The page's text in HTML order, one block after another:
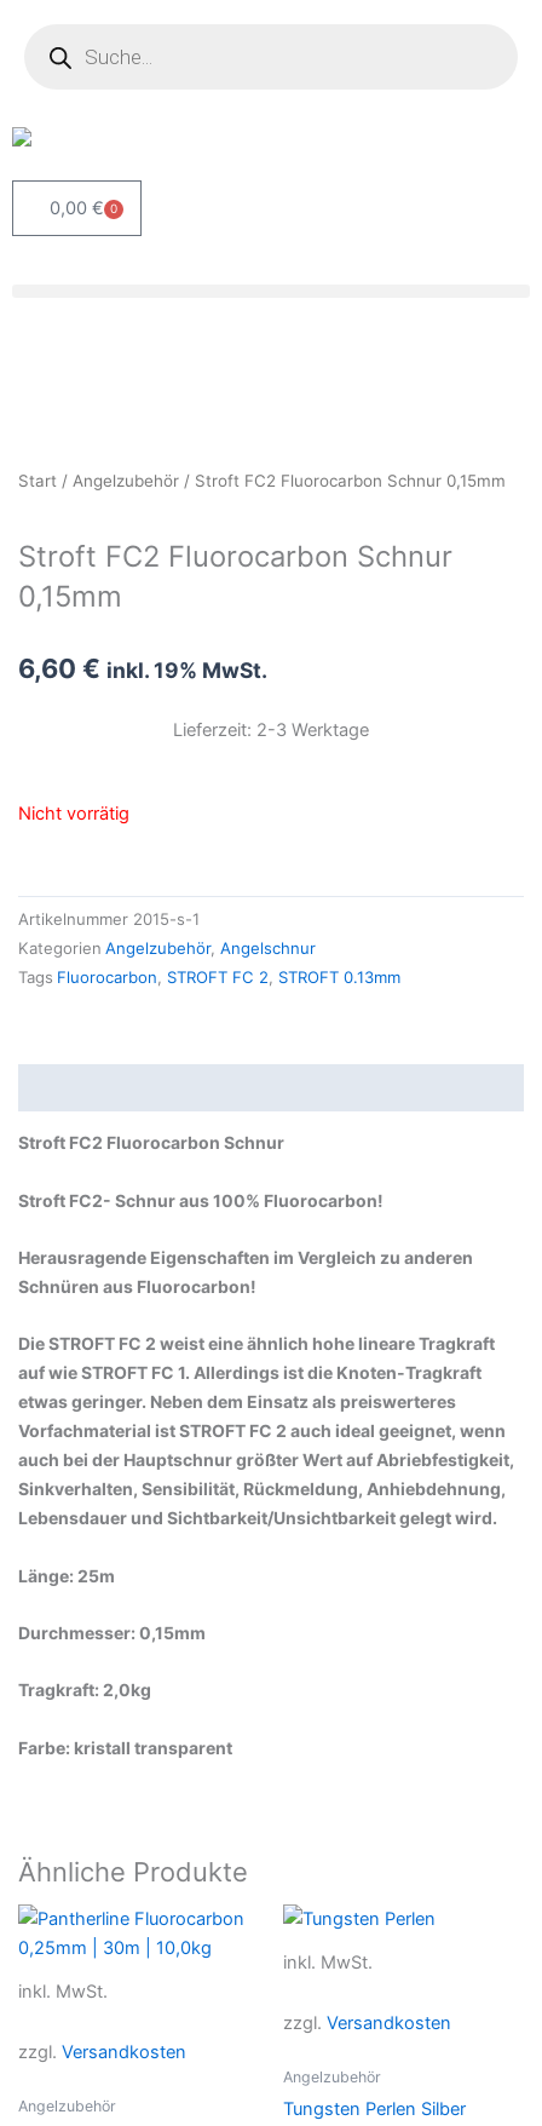
springen
0,00 € 0
Warenkorb
Start / Angelzubehör / Stroft FC2 Fluorocarbon Schnur 0,15mm
Stroft FC2 Fluorocarbon Schnur
0,15mm
6,60 € inkl. 19% MwSt.
Lieferzeit: 2-3 Werktage
Nicht vorrätig
Artikelnummer 2015-s-1
Kategorien Angelzubehör, Angelschnur
Tags Fluorocarbon, STROFT FC 2, STROFT 0.13mm
Stroft FC2 Fluorocarbon Schnur
Stroft FC2- Schnur aus 100% Fluorocarbon!
Herausragende Eigenschaften im Vergleich zu anderen
Schnüren aus Fluorocarbon!
Die STROFT FC 2 weist eine ähnlich hohe lineare Tragkraft
auf wie STROFT FC 1. Allerdings ist die Knoten-Tragkraft
etwas geringer. Neben dem Einsatz als preiswerteres
Vorfachmaterial ist STROFT FC 2 auch ideal geeignet, wenn
auch bei der Hauptschnur größter Wert auf Abriebfestigkeit,
Sinkverhalten, Sensibilität, Rückmeldung, Anhiebdehnung,
Lebensdauer und Sichtbarkeit/Unsichtbarkeit gelegt wird.
Länge: 25m
Durchmesser: 0,15mm
Tragkraft: 2,0kg
Farbe: kristall transparent
Ähnliche Produkte
inkl. MwSt.
zzgl. Versandkosten
Angelzubehör
inkl. MwSt.
zzgl. Versandkosten
Angelzubehör
Tungsten Perlen Silber